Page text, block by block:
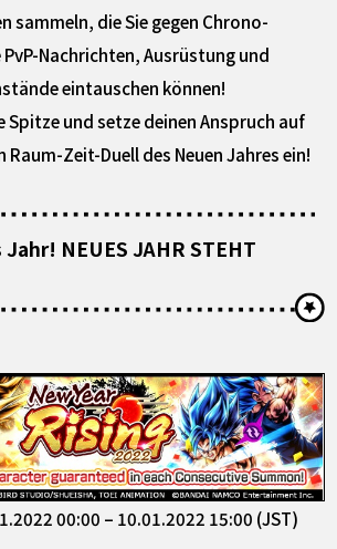
sammeln, die Sie gegen Chrono-
Nachrichten, Ausrüstung und
eintauschen können!
Spitze und setze deinen Anspruch auf
Raum-Zeit-Duell des Neuen Jahres ein!
NEUES JAHR STEHT
00:00 – 10.01.2022 15:00 (JST)